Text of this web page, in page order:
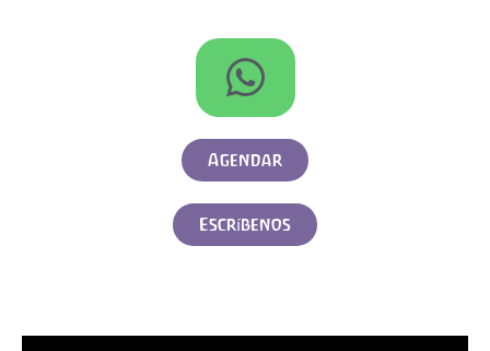
Agendar
Escríbenos